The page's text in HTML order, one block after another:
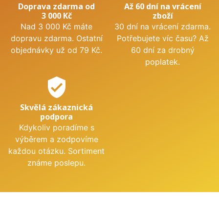
Doprava zdarma od
3 000 Kč
Nad 3 000 Kč máte
dopravu zdarma. Ostatní
objednávky už od 79 Kč.
Až 60 dní na vrácení
zboží
30 dní na vrácení zdarma.
Potřebujete víc času? Až
60 dní za drobný
poplatek.
verified_user
Skvělá zákaznická
podpora
Kdykoliv poradíme s
výběrem a zodpovíme
každou otázku. Sortiment
známe poslepu.